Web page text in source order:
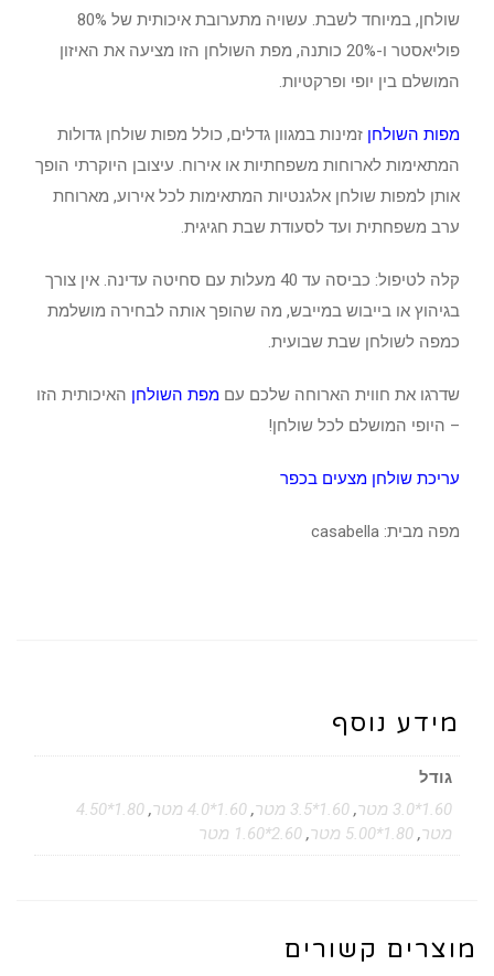
שולחן, במיוחד לשבת. עשויה מתערובת איכותית של 80%
פוליאסטר ו-20% כותנה, מפת השולחן הזו מציעה את האיזון
המושלם בין יופי ופרקטיות.
מפות השולחן זמינות במגוון גדלים, כולל מפות שולחן גדולות
המתאימות לארוחות משפחתיות או אירוח. עיצובן היוקרתי הופך
אותן למפות שולחן אלגנטיות המתאימות לכל אירוע, מארוחת
ערב משפחתית ועד לסעודת שבת חגיגית.
קלה לטיפול: כביסה עד 40 מעלות עם סחיטה עדינה. אין צורך
בגיהוץ או בייבוש במייבש, מה שהופך אותה לבחירה מושלמת
כמפה לשולחן שבת שבועית.
שדרגו את חווית הארוחה שלכם עם מפת השולחן האיכותית הזו
– היופי המושלם לכל שולחן!
עריכת שולחן מצעים בכפר
מפה מבית: casabella
מידע נוסף
גודל
1.60*3.0 מטר
,1.60*3.5 מטר ,1.60*4.0 מטר ,
1.80*4.50
מטר,1.80*5.00 מטר ,2.60*1.60 מטר
מוצרים קשורים